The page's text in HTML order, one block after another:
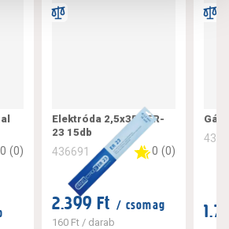
0 (0)
Elektróda 2,5x350 ER-
23 15db
436691 0 (0)
2.399 Ft / csomag
160 Ft/ darab